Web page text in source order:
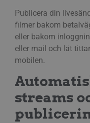
Publicera din
filmer bakom
eller bakom
eller mail och låt
mobilen.
streams